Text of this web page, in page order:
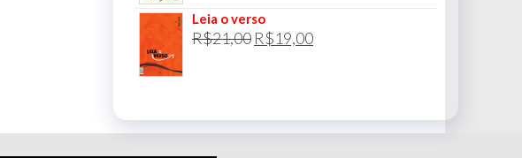
Leia o verso
R$21,00 O
R$19,00O